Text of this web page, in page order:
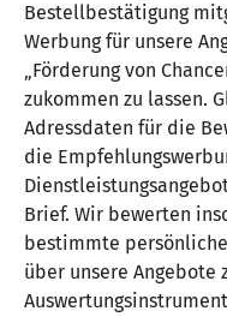
Bestellbestätigung
Werbung für unsere
„Förderung von
zukommen zu lassen.
Adressdaten für die
die
Brief. Wir bewerten
bestimmte
über unsere Angebote